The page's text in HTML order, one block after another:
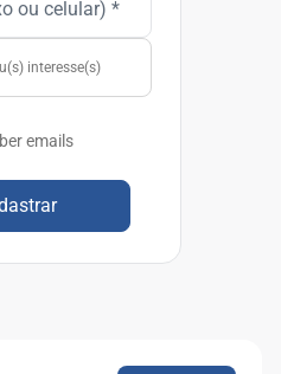
emails